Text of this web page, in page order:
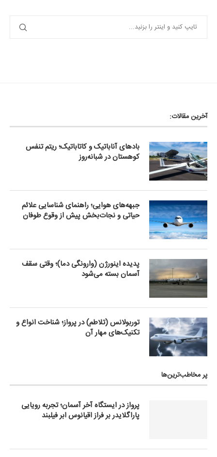
آخرین مقالات:
بادهای آناباتیک و کاتاباتیک؛ ریتم تنفس
کوهستان در شبانه‌روز
جبهه‌های هوایی؛ راهنمای شناسایی علائم
حیاتی و نجات‌بخش پیش از وقوع طوفان
پدیده اینورژن (وارونگی دما)؛ وقتی سقف
آسمان بسته می‌شود
توربولانس (تلاطم) در پرواز؛ شناخت انواع و
تکنیک‌های مهار آن
پر مخاطب‌ترین‌ها
پرواز در ایستگاه آخر آسمان؛ تجربه رویایی
پاراگلایدر بر فراز اقیانوس ابر فیلبند